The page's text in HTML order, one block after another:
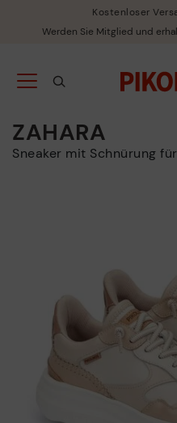
Kostenloser
Werden Sie Mitglied und
ZAHARA
Sneaker mit Schnürung